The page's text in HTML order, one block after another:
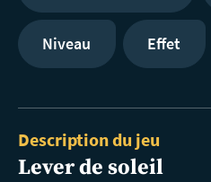
Niveau Effet
Description du jeu
Lever de soleil